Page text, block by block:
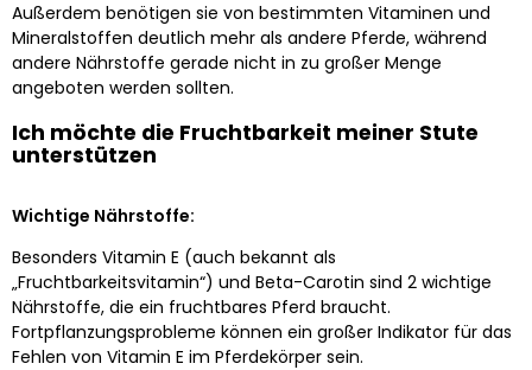
Außerdem benötigen sie von bestimmten Vitaminen und
Mineralstoffen deutlich mehr als andere Pferde, während
andere Nährstoffe gerade nicht in zu großer Menge
angeboten werden sollten.
Ich möchte die Fruchtbarkeit meiner Stute
unterstützen
Wichtige Nährstoffe:
Besonders Vitamin E (auch bekannt als
„Fruchtbarkeitsvitamin“) und Beta-Carotin sind 2 wichtige
Nährstoffe, die ein fruchtbares Pferd braucht.
Fortpflanzungsprobleme können ein großer Indikator für das
Fehlen von Vitamin E im Pferdekörper sein.